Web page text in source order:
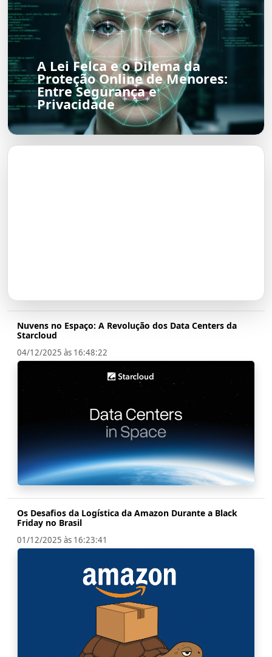
A Lei Felca e o Dilema da
Proteção Online de Menores:
Entre Segurança e
Privacidade
Nuvens no Espaço: A Revolução dos Data Centers da
Starcloud
04/12/2025 às 16:48:22
Os Desafios da Logística da Amazon Durante a Black
Friday no Brasil
01/12/2025 às 16:23:41